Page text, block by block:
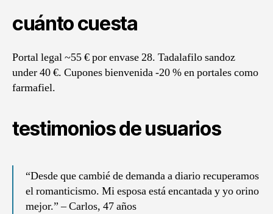
cuánto cuesta
Portal legal ~55 € por envase 28. Tadalafilo sandoz
under 40 €. Cupones bienvenida -20 % en portales como
farmafiel.
testimonios de usuarios
“Desde que cambié de demanda a diario recuperamos
el romanticismo. Mi esposa está encantada y yo orino
mejor.” – Carlos, 47 años